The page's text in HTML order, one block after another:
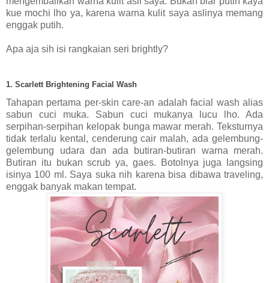
kue mochi lho ya, karena warna kulit saya aslinya memang
enggak putih.
Apa aja sih isi rangkaian seri brightly?
1. Scarlett Brightening Facial Wash
Tahapan pertama per-skin care-an adalah facial wash alias
sabun cuci muka. Sabun cuci mukanya lucu lho. Ada
serpihan-serpihan kelopak bunga mawar merah. Teksturnya
tidak terlalu kental, cenderung cair malah, ada gelembung-
gelembung udara dan ada butiran-butiran warna merah.
Butiran itu bukan scrub ya, gaes. Botolnya juga langsing
isinya 100 ml. Saya suka nih karena bisa dibawa traveling,
enggak banyak makan tempat.